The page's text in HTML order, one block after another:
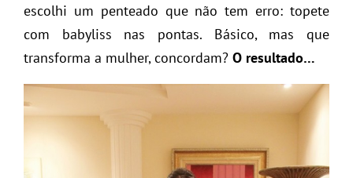
escolhi um penteado que não tem erro: topete
com babyliss nas pontas. Básico, mas que
transforma a mulher, concordam? O resultado…